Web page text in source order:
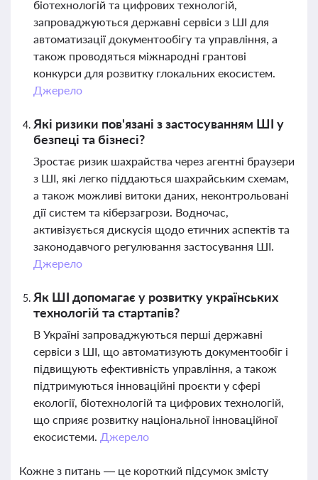
біотехнологій та цифрових технологій,
запроваджуються державні сервіси з ШІ для
автоматизації документообігу та управління, а
також проводяться міжнародні грантові
конкурси для розвитку глокальних екосистем.
Джерело
Які ризики пов'язані з застосуванням ШІ у
безпеці та бізнесі?
Зростає ризик шахрайства через агентні браузери
з ШІ, які легко піддаються шахрайським схемам,
а також можливі витоки даних, неконтрольовані
дії систем та кіберзагрози. Водночас,
активізується дискусія щодо етичних аспектів та
законодавчого регулювання застосування ШІ.
Джерело
Як ШІ допомагає у розвитку українських
технологій та стартапів?
В Україні запроваджуються перші державні
сервіси з ШІ, що автоматизують документообіг і
підвищують ефективність управління, а також
підтримуються інноваційні проєкти у сфері
екології, біотехнологій та цифрових технологій,
що сприяє розвитку національної інноваційної
екосистеми. Джерело
Кожне з питань — це короткий підсумок змісту